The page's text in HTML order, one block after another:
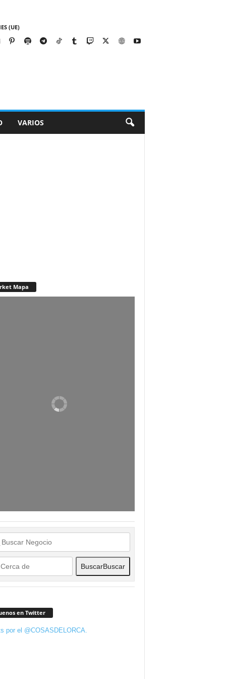
(UE)
VARIOS
Mapa
BuscarBuscar
en Twitter
por el @COSASDELORCA.